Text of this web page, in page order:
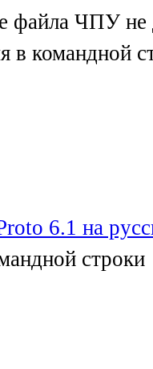
файла ЧПУ не
в командной
6.1 на
строки